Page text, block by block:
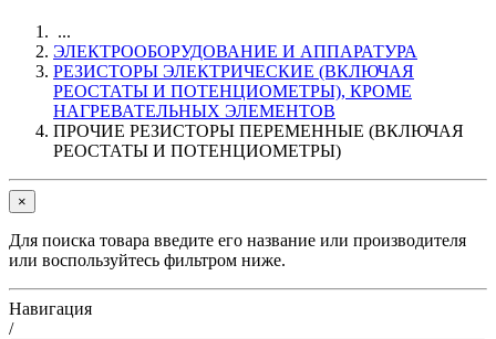
...
ЭЛЕКТРООБОРУДОВАНИЕ И АППАРАТУРА
РЕЗИСТОРЫ ЭЛЕКТРИЧЕСКИЕ (ВКЛЮЧАЯ
РЕОСТАТЫ И ПОТЕНЦИОМЕТРЫ), КРОМЕ
НАГРЕВАТЕЛЬНЫХ ЭЛЕМЕНТОВ
ПРОЧИЕ РЕЗИСТОРЫ ПЕРЕМЕННЫЕ (ВКЛЮЧАЯ
РЕОСТАТЫ И ПОТЕНЦИОМЕТРЫ)
×
Для поиска товара введите его название или производителя
или воспользуйтесь фильтром ниже.
Навигация
/